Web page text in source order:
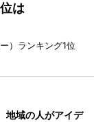
は
）ランキング1位
地域の人がアイデ